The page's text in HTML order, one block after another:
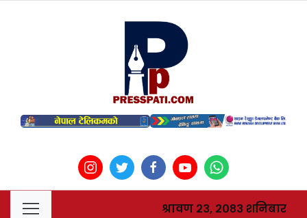
श्रावण २३, २०८३ शनिबार